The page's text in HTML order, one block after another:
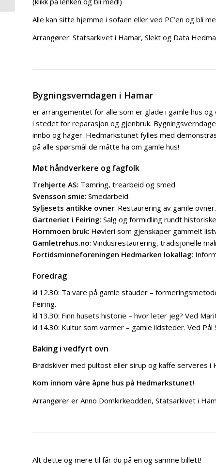
Alle kan sitte hjemme i sofaen eller ved PC’en og bli
Arrangører: Statsarkivet i Hamar, Slekt og Data
Bygningsverndagen i Hamar
er arrangementet for alle som er glade i gamle hus
i stedet for reparasjon og gjenbruk.
innbo og hager. Hedmarkstunet fylles med
på alle spørsmål de måtte ha om gamle hus!
Møt håndverkere og fagfolk
Trehjerte AS: Tømring, trearbeid og smed.
Svensson smie: Smedarbeid.
Syljesets antikke ovner: Restaurering av gamle ovner.
Gartneriet i Feiring: Salg og formidling rundt
Hornmoen bruk: Høvleri som gjenskaper gammelt
Gamletrehus.no: Vindusrestaurering, tradisjonelle
Fortidsminneforeningen Hedmarken lokallag:
Foredrag
kl 12.30: Ta vare på gamle stauder –
Feiring.
kl 13.30: Finn husets historie – hvor leter jeg? Ved
kl 14.30: Kultur som varmer – gamle ildsteder. Ved
Baking i vedfyrt ovn
Brødskiver med pultost eller sirup og kaffe serveres i
Kom innom våre åpne hus på Hedmarkstunet!
Arrangører er Anno Domkirkeodden, Statsarkivet i
Alt dette og mere til får du på en og samme billett!